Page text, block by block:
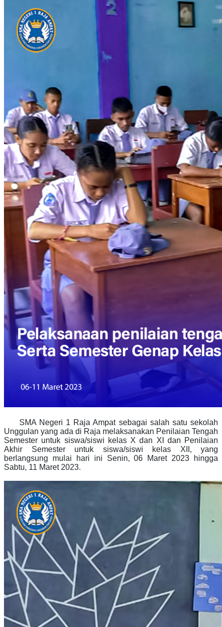
SMA Negeri 1 Raja Ampat sebagai salah satu sekolah
Unggulan yang ada di Raja melaksanakan Penilaian Tengah
Semester untuk siswa/siswi kelas X dan XI dan Penilaian
Akhir Semester untuk siswa/siswi kelas XII, yang
berlangsung mulai hari ini Senin, 06 Maret 2023 hingga
Sabtu, 11 Maret 2023.